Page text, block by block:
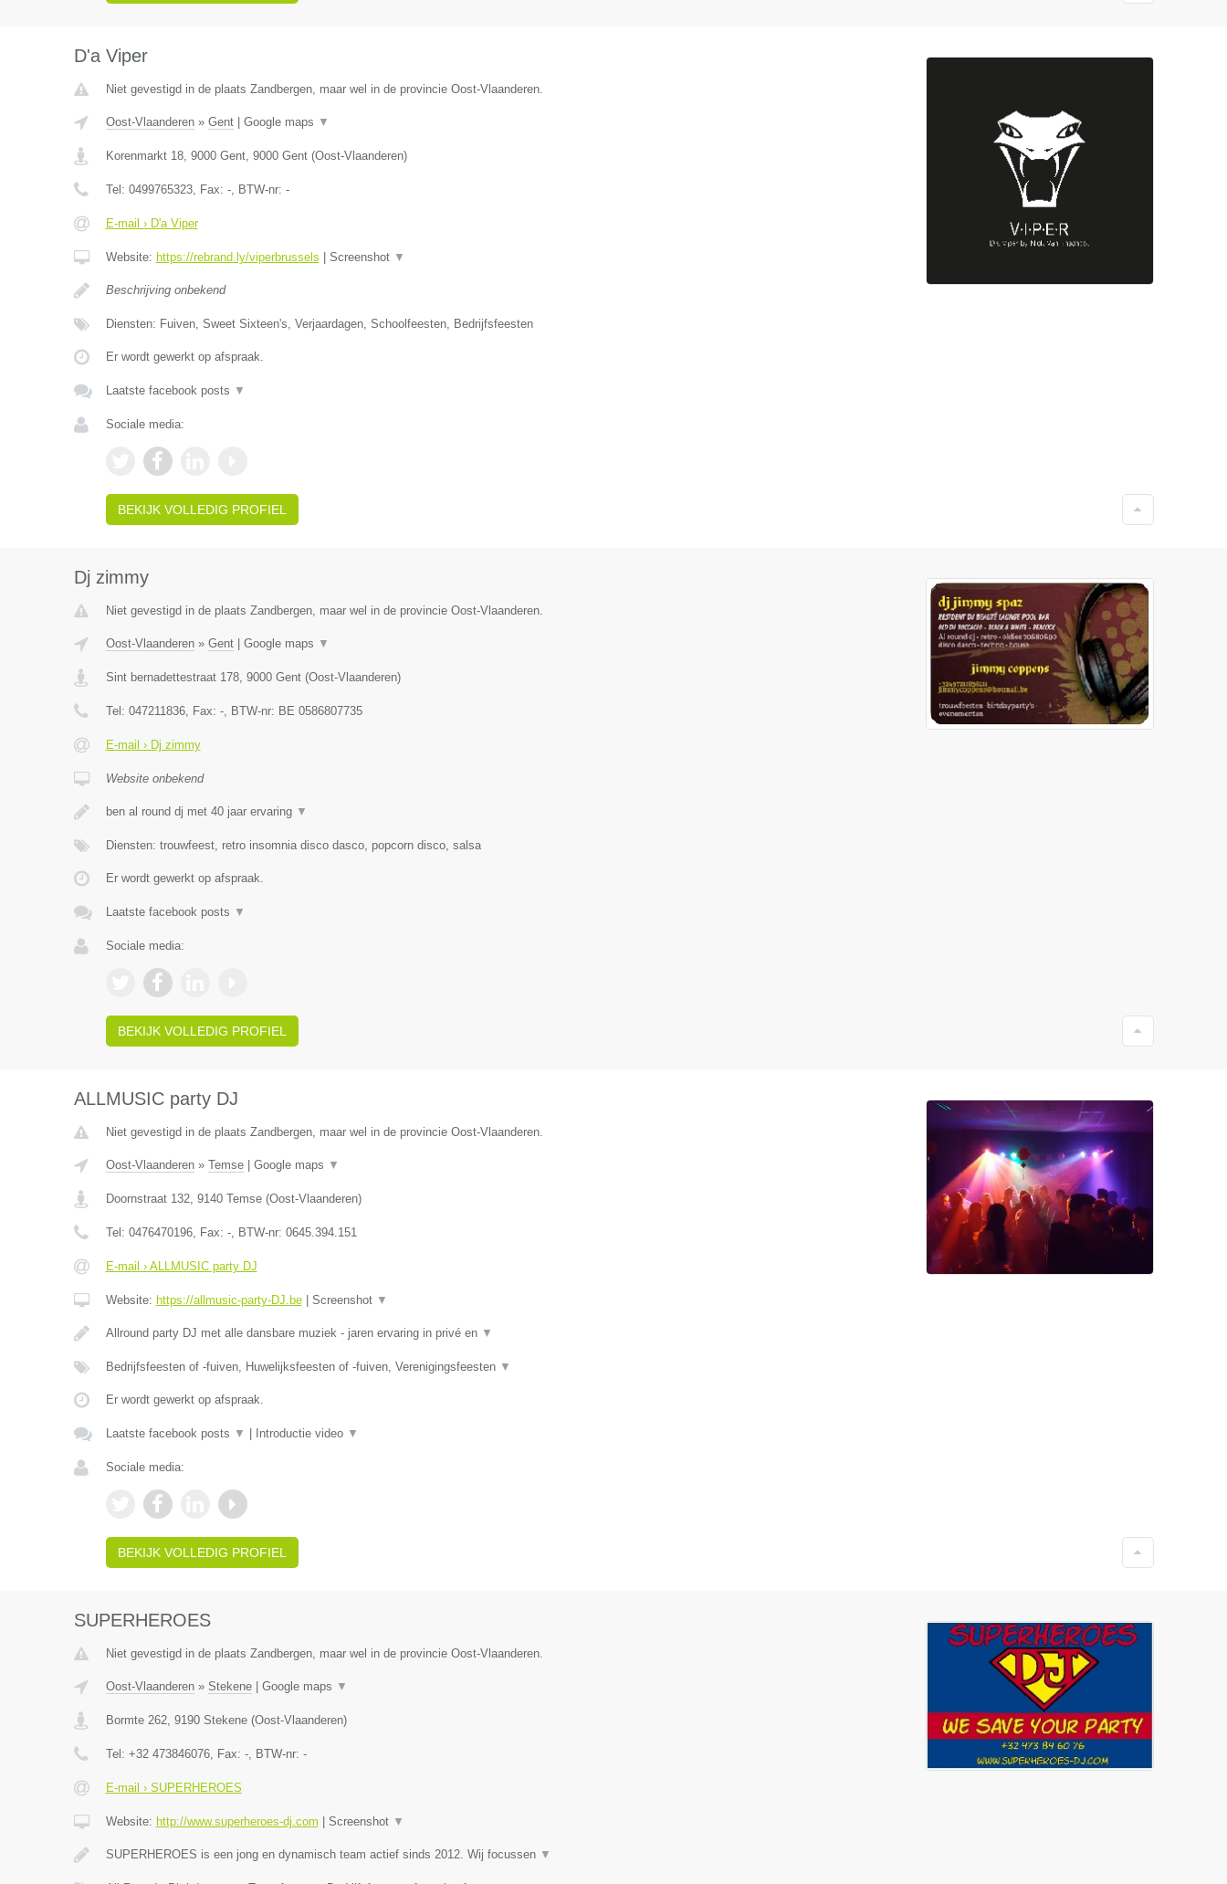
D'a Viper
Niet gevestigd in de plaats Zandbergen, maar wel in de provincie Oost-Vlaanderen.
Oost-Vlaanderen» Gent| Google maps ▼
Korenmarkt 18, 9000 Gent, 9000 Gent(Oost-Vlaanderen)
Tel: 0499765323, Fax: -, BTW-nr: -
E-mail › D'a Viper
Website: https://rebrand.ly/viperbrussels Screenshot ▼
Beschrijving onbekend
Diensten: Fuiven, Sweet Sixteen's, Verjaardagen, Schoolfeesten, Bedrijfsfeesten
Er wordt gewerkt op afspraak.
Laatste facebook posts ▼
Sociale media:
BEKIJK VOLLEDIG PROFIEL
Dj zimmy
Niet gevestigd in de plaats Zandbergen, maar wel in de provincie Oost-Vlaanderen.
Oost-Vlaanderen» Gent| Google maps ▼
Sint bernadettestraat 178, 9000 Gent(Oost-Vlaanderen)
Tel: 047211836, Fax: -, BTW-nr: BE 0586807735
E-mail › Dj zimmy
Website onbekend
ben al round dj met 40 jaar ervaring ▼
Diensten: trouwfeest, retro insomnia disco dasco, popcorn disco, salsa
Er wordt gewerkt op afspraak.
Laatste facebook posts ▼
Sociale media:
BEKIJK VOLLEDIG PROFIEL
ALLMUSIC party DJ
Niet gevestigd in de plaats Zandbergen, maar wel in de provincie Oost-Vlaanderen.
Oost-Vlaanderen» Temse| Google maps ▼
Doornstraat 132, 9140 Temse(Oost-Vlaanderen)
Tel: 0476470196, Fax: -, BTW-nr: 0645.394.151
E-mail › ALLMUSIC party DJ
Website: https://allmusic-party-DJ.be| Screenshot ▼
Allround party DJ met alle dansbare muziek - jaren ervaring in privé en ▼
Bedrijfsfeesten of -fuiven, Huwelijksfeesten of -fuiven, Verenigingsfeesten ▼
Er wordt gewerkt op afspraak.
Laatste facebook posts ▼ Introductie video ▼
Sociale media:
BEKIJK VOLLEDIG PROFIEL
SUPERHEROES
Niet gevestigd in de plaats Zandbergen, maar wel in de provincie Oost-Vlaanderen.
Oost-Vlaanderen» Stekene| Google maps ▼
Bormte 262, 9190 Stekene(Oost-Vlaanderen)
Tel: +32 473846076, Fax: -, BTW-nr: -
E-mail › SUPERHEROES
Website: http://www.superheroes-dj.com Screenshot ▼
SUPERHEROES is een jong en dynamisch team actief sinds 2012. Wij focussen ▼